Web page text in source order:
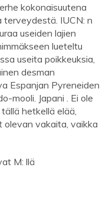
kokonaisuutena
IUCN: n
useiden lajien
lueteltu
useita poikkeuksia,
desman
Espanjan Pyreneiden
mooli. Japani . Ei ole
hetkellä elää,
vakaita, vaikka
M: llä